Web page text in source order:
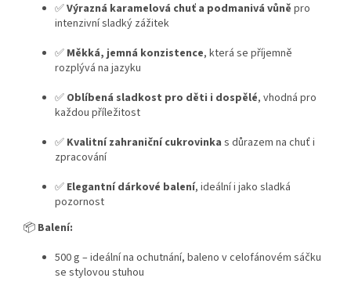
✅Výrazná karamelová chuť a podmanivá vůně pro
intenzivní sladký zážitek
✅ Měkká, jemná konzistence, která se příjemně
rozplývá na jazyku
✅ Oblíbená sladkost pro děti i dospělé, vhodná pro
každou příležitost
✅ Kvalitní zahraniční cukrovinka s důrazem na chuť i
zpracování
✅ Elegantní dárkové balení, ideální i jako sladká
pozornost
📦 Balení:
500 g –ideální na ochutnání, baleno v celofánovém sáčku
se stylovou stuhou